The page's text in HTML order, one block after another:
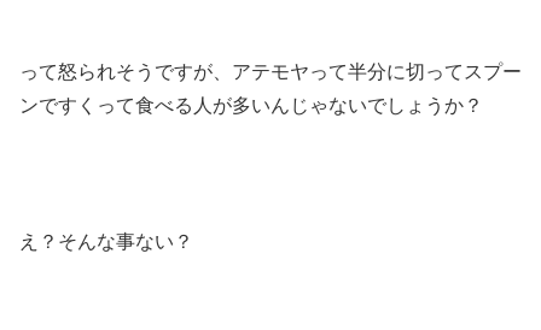
って怒られそうですが、アテモヤって半分に切ってスプー
ンですくって食べる人が多いんじゃないでしょうか？
え？そんな事ない？